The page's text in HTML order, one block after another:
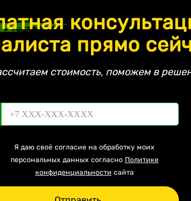
прямо
стоимость, поможем в
Я даю своё согласие на обработку моих
персональных данных согласно Политике
конфиденциальности сайта